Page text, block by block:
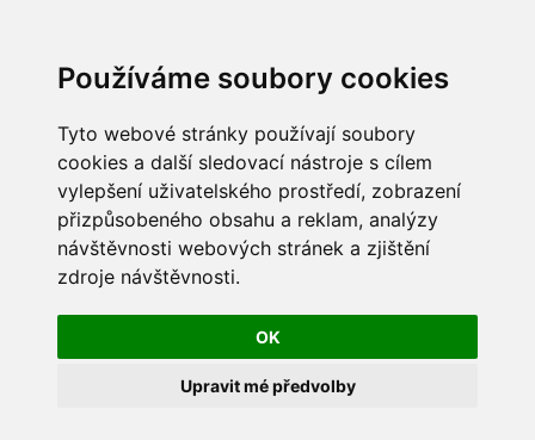
Používáme soubory cookies
Tyto webové stránky používají soubory
cookies a další sledovací nástroje s cílem
vylepšení uživatelského prostředí, zobrazení
přizpůsobeného obsahu a reklam, analýzy
návštěvnosti webových stránek a zjištění
zdroje návštěvnosti.
OK
Upravit mé předvolby